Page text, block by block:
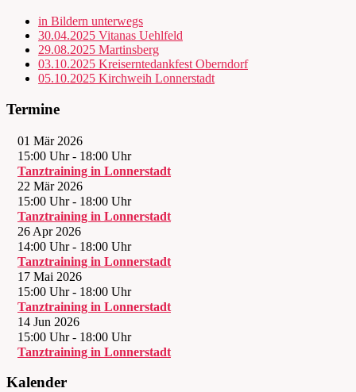
in Bildern unterwegs
30.04.2025 Vitanas Uehlfeld
29.08.2025 Martinsberg
03.10.2025 Kreiserntedankfest Oberndorf
05.10.2025 Kirchweih Lonnerstadt
Termine
01 Mär 2026
15:00 Uhr- 18:00 Uhr
Tanztraining in Lonnerstadt
22 Mär 2026
15:00 Uhr- 18:00 Uhr
Tanztraining in Lonnerstadt
26 Apr 2026
14:00 Uhr- 18:00 Uhr
Tanztraining in Lonnerstadt
17 Mai 2026
15:00 Uhr- 18:00 Uhr
Tanztraining in Lonnerstadt
14 Jun 2026
15:00 Uhr- 18:00 Uhr
Tanztraining in Lonnerstadt
Kalender